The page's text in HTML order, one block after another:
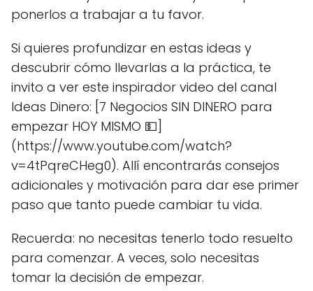
ponerlos a trabajar a tu favor.
Si quieres profundizar en estas ideas y
descubrir cómo llevarlas a la práctica, te
invito a ver este inspirador video del canal
Ideas Dinero: [7 Negocios SIN DINERO para
empezar HOY MISMO 💵]
(https://www.youtube.com/watch?
v=4tPqreCHeg0). Allí encontrarás consejos
adicionales y motivación para dar ese primer
paso que tanto puede cambiar tu vida.
Recuerda: no necesitas tenerlo todo resuelto
para comenzar. A veces, solo necesitas
tomar la decisión de empezar.